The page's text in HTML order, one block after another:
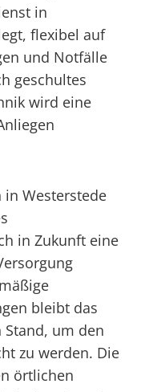
in
flexibel auf
und Notfälle
geschultes
wird eine
Westerstede
in Zukunft eine
bleibt das
um den
zu werden. Die
örtlichen